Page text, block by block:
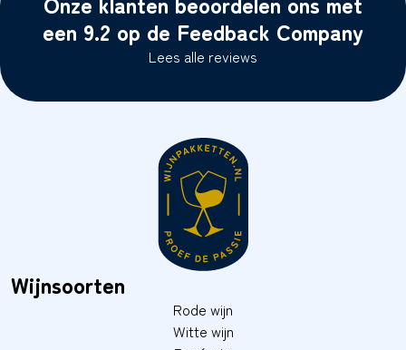
een 9.2 op de Feedback Company
Lees alle reviews
Wijnsoorten
Rode wijn
Witte wijn